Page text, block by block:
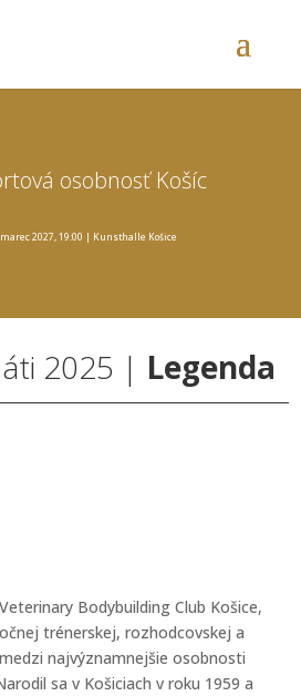
osobnosť Košíc
2027, 19:00 | Kunsthalle Košice
2025 | Legenda
Bodybuilding Club Košice,
trénerskej, rozhodcovskej a
najvýznamnejšie osobnosti
sa v Košiciach v roku 1959 a